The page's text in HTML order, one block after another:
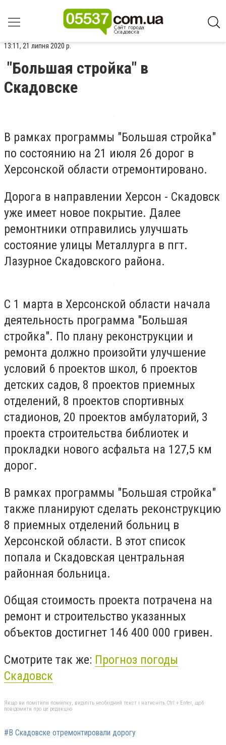
13:11, 21 липня 2020 р.
"Большая стройка" в
Скадовске
В рамках программы "Большая стройка"
по состоянию на 21 июля 26 дорог в
Херсонской области отремонтировано.
Дорога в направлении Херсон - Скадовск
уже имеет новое покрытие. Далее
ремонтники отправились улучшать
состояние улицы Металлурга в пгт.
Лазурное Скадовского района.
С 1 марта в Херсонской области начала
деятельность программа "Большая
стройка". По плану реконструкции и
ремонта должно произойти улучшение
условий 6 проектов школ, 6 проектов
детских садов, 8 проектов приемных
отделений, 8 проектов спортивных
стадионов, 20 проектов амбулаторий, 3
проекта строительства библиотек и
прокладки нового асфальта на 127,5 км
дорог.
В рамках программы "Большая стройка"
также планируют сделать реконструкцию
8 приемных отделений больниц в
Херсонской области. В этот список
попала и Скадовская центральная
районная больница.
Общая стоимость проекта потрачена на
ремонт и строительство указанных
объектов достигнет 146 400 000 гривен.
Смотрите так же: Прогноз погоды
Скадовск
Якщо ви помітили помилку, виділіть необхідний текст і натисніть Ctrl + Enter, щоб
повідомити про це редакцію
#В Скадовске отремонтировали дорогу